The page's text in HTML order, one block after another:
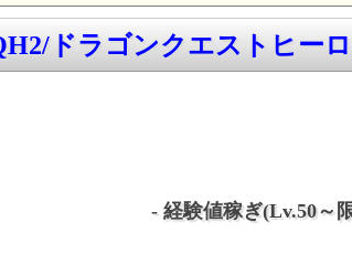
ドラゴンクエストヒー
- 経験値稼ぎ(Lv.50～